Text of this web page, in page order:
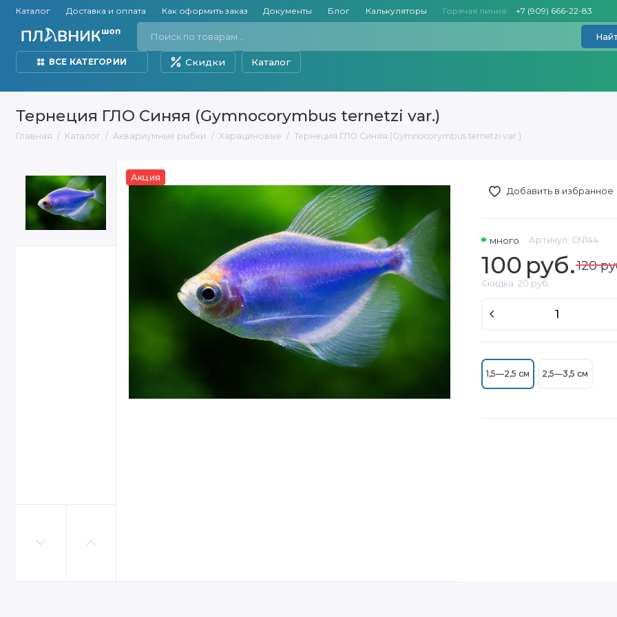
Каталог Доставка и оплата Как оформить заказ Документы Блог Калькуляторы Горячая линия: +7 (909) 666-22-83
ВСЕ КАТЕГОРИИ Скидки Каталог
Тернеция ГЛО Синяя (Gymnocorymbus ternetzi var.)
Главная Каталог Аквариумные рыбки Харациновые Тернеция ГЛО Синяя (Gymnocorymbus ternetzi var.)
Акция
Добавить в избранное
много Артикул: CN144
100 руб.120
Скидка 20 руб.
1,5—2,5 см 2,5—3,5 см